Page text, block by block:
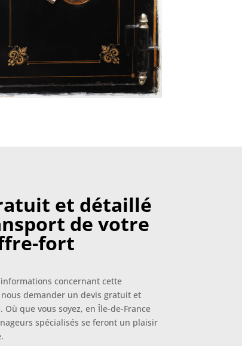
et détaillé
de votre
fort
concernant cette
nous demander un devis gratuit et
que vous soyez, en Île-de-France
spécialisés se feront un plaisir